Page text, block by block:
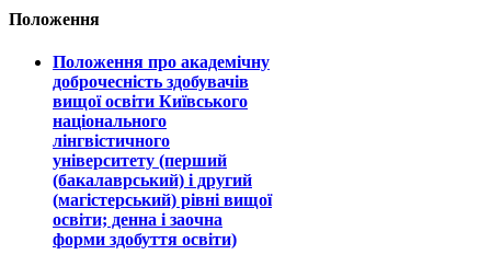
Положення
Положення про академічну
доброчесність здобувачів
вищої освіти Київського
національного
лінгвістичного
університету (перший
(бакалаврський) і другий
(магістерський) рівні вищої
освіти; денна і заочна
форми здобуття освіти)